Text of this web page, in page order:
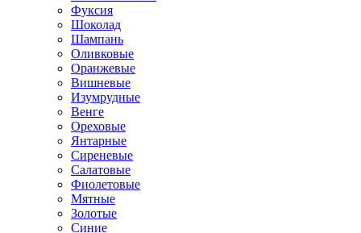
Фуксия
Шоколад
Шампань
Оливковые
Оранжевые
Вишневые
Изумрудные
Венге
Ореховые
Янтарные
Сиреневые
Салатовые
Фиолетовые
Мятные
Золотые
Синие